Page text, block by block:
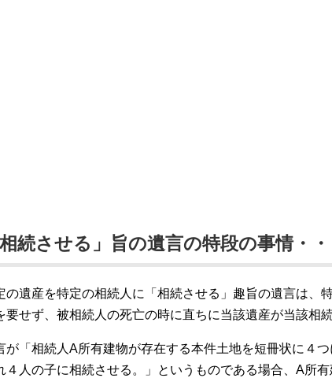
相続させる」旨の遺言の特段の事情・・
の遺産を特定の相続人に「相続させる」趣旨の遺言は、
要せず、被相続人の死亡の時に直ちに当該遺産が当該相
が「相続人A所有建物が存在する本件土地を短冊状に４
４人の子に相続させる。」というものである場合、A所